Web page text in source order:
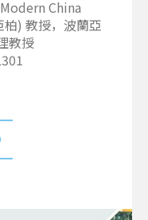
China
) 教授，波蘭亞
教授